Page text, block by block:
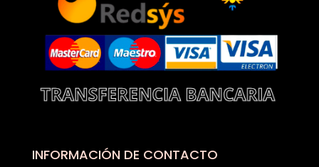
INFORMACIÓN DE CONTACTO